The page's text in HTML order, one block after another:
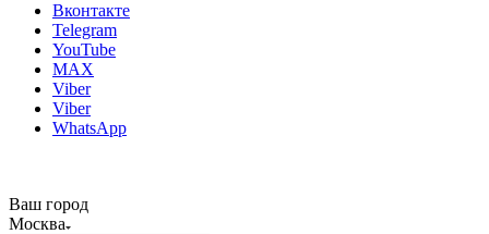
Вконтакте
Telegram
YouTube
MAX
Viber
Viber
WhatsApp
Ваш город
Москва